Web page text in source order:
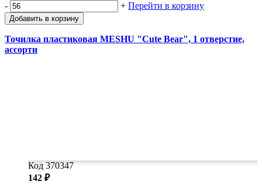
- + Перейти в корзину
Добавить в корзину
Точилка пластиковая MESHU "Cute Bear", 1 отверстие,
ассорти
Код 370347
142 ₽